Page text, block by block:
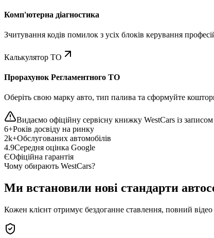
Комп'ютерна діагностика
Зчитування кодів помилок з усіх блоків керування
Калькулятор ТО
Прорахунок Регламентного ТО
Оберіть свою марку авто, тип палива та сформуйте
Видаємо офіційну сервісну книжку WestCars із
6+Років досвіду на ринку
2k+Обслугованих автомобілів
4.9Середня оцінка Google
ЄОфіційна гарантія
Чому обирають WestCars?
Ми встановили нові стандарти
Кожен клієнт отримує бездоганне ставлення, повний